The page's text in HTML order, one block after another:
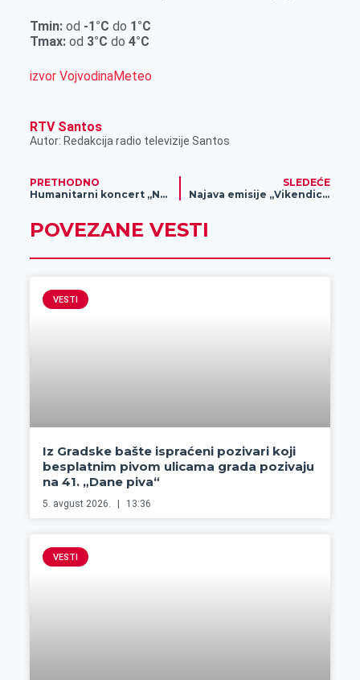
Tmin:od -1°C do 1°C
Tmax: od 3°C do 4°C
izvor VojvodinaMeteo
RTV Santos
Autor: Redakcija radio televizije Santos
PRETHODNO
Humanitarni koncert „Note za dečija srca“ u Zrenjaninu 13. decembra
SLEDEĆE
Najava emisije „Vikendica“
POVEZANE VESTI
VESTI
Iz Gradske bašte ispraćeni pozivari koji
besplatnim pivom ulicama grada pozivaju
na 41. „Dane piva“
5. avgust 2026. 13:36
VESTI